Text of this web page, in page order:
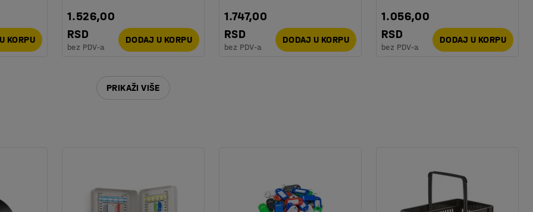
KORPU
1.526,00
RSD
bez PDV-a
DODAJ U KORPU
1.747,00
RSD
bez PDV-a
DODAJ U KORPU
1.056,00
RSD
bez PDV-a
DODAJ U KORPU
PRIKAŽI VIŠE